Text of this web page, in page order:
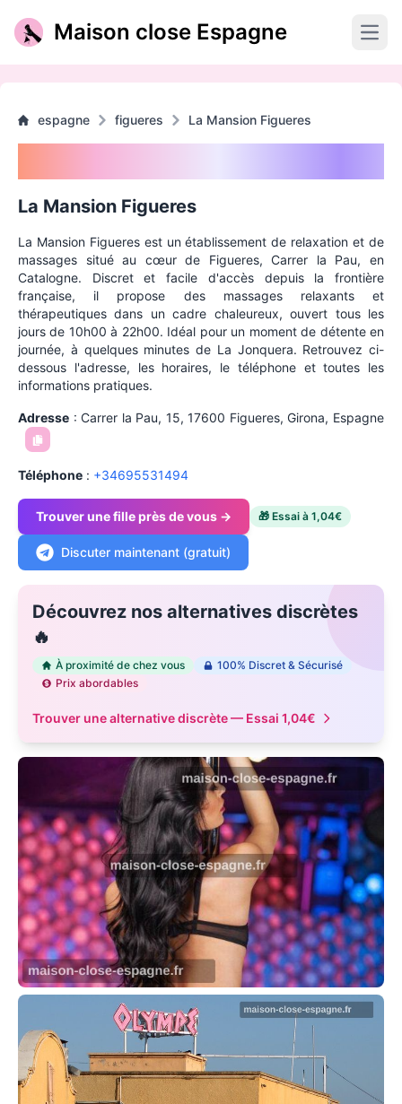
Maison close Espagne
espagne figueres La Mansion Figueres
La Mansion Figueres
La Mansion Figueres est un établissement de relaxation et de
massages situé au cœur de Figueres, Carrer la Pau, en
Catalogne. Discret et facile d'accès depuis la frontière
française, il propose des massages relaxants et
thérapeutiques dans un cadre chaleureux, ouvert tous les
jours de 10h00 à 22h00. Idéal pour un moment de détente en
journée, à quelques minutes de La Jonquera. Retrouvez ci-
dessous l'adresse, les horaires, le téléphone et toutes les
informations pratiques.
Adresse :Carrer la Pau, 15, 17600 Figueres, Girona, Espagne
Téléphone : +34695531494
Trouver une fille près de vous → 🎁 Essai à 1,04€
Discuter maintenant (gratuit)
Découvrez nos alternatives discrètes
🔥
À proximité de chez vous
100% Discret & Sécurisé
Prix abordables
Trouver une alternative discrète — Essai 1,04€